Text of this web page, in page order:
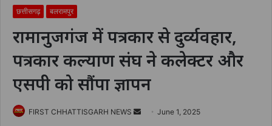
छत्तीसगढ़ बलरामपुर
रामानुजगंज में पत्रकार से दुर्व्यवहार,
पत्रकार कल्याण संघ ने कलेक्टर और
एसपी को सौंपा ज्ञापन
FIRST CHHATTISGARH NEWS
SendJune 1, 2025